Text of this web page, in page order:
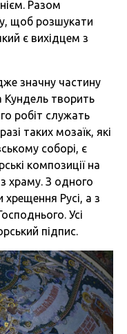
Разом
щоб розшукати
є вихідцем з
значну частину
Кундель творить
робіт служать
таких мозаїк, які
соборі, є
композиції на
храму. З одного
Русі, а з
Усі
підпис.